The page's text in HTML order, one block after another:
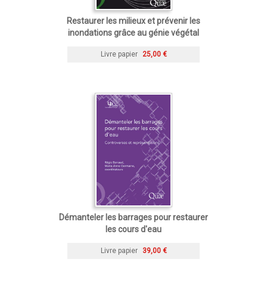
Restaurer les milieux et prévenir les
inondations grâce au génie végétal
Livre papier 25,00 €
Démanteler les barrages pour restaurer
les cours d'eau
Livre papier 39,00 €